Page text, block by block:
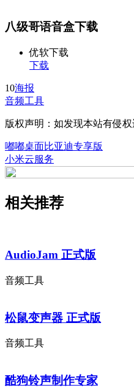
八级哥语音盒下载
优软下载
下载
10海报
音频工具
版权声明：如发现本站有侵
嘟嘟桌面比亚迪专享版
小米云服务
相关推荐
AudioJam 正式版
音频工具
松鼠变声器 正式版
音频工具
酷狗铃声制作专家